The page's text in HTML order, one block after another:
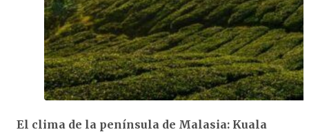
El clima de la península de Malasia: Kuala